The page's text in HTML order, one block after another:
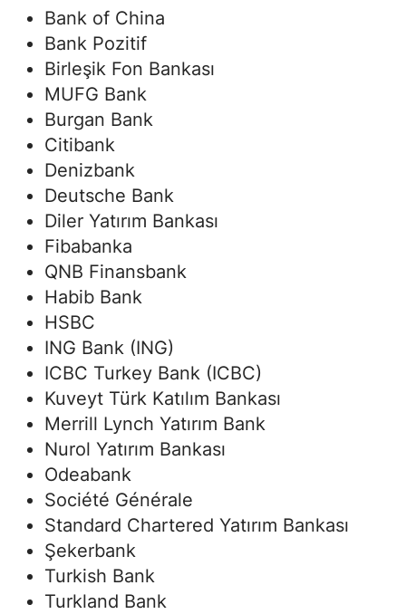
Bank of China
Bank Pozitif
Birleşik Fon Bankası
MUFG Bank
Burgan Bank
Citibank
Denizbank
Deutsche Bank
Diler Yatırım Bankası
Fibabanka
QNB Finansbank
Habib Bank
HSBC
ING Bank (ING)
ICBC Turkey Bank (ICBC)
Kuveyt Türk Katılım Bankası
Merrill Lynch Yatırım Bank
Nurol Yatırım Bankası
Odeabank
Société Générale
Standard Chartered Yatırım Bankası
Şekerbank
Turkish Bank
Turkland Bank